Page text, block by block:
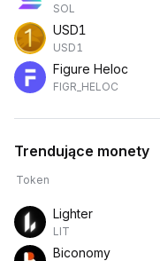
SOL
USD1
USD1
Figure Heloc
FIGR_HELOC
Trendujące monety
Token
Lighter
LIT
Biconomy